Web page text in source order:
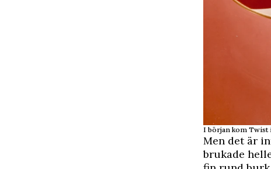
I början kom Twist
Men det är
brukade